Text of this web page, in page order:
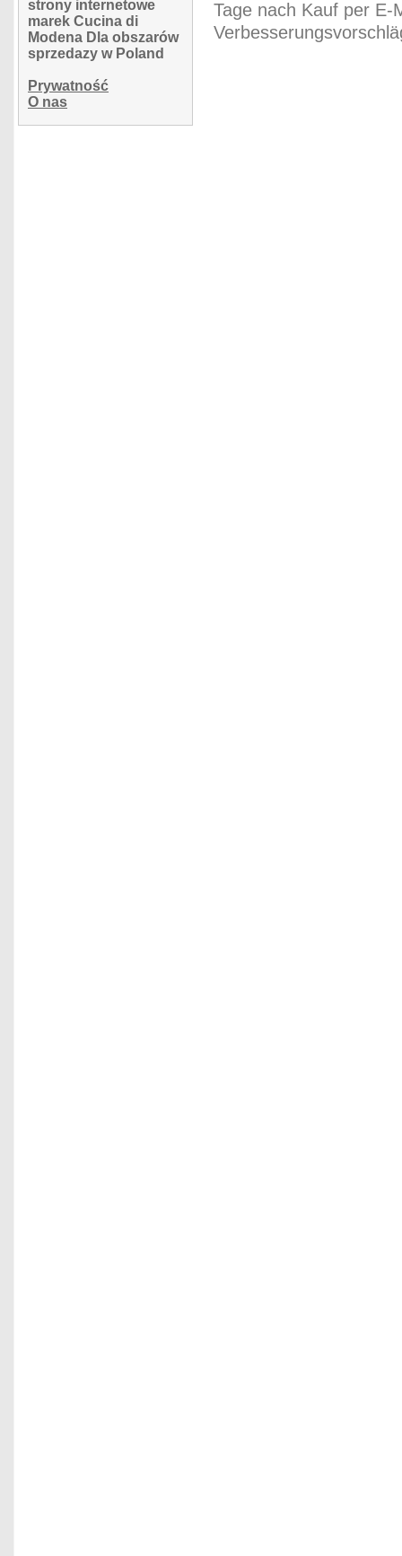
strony internetowe
marek Cucina di
Modena Dla obszarów
sprzedazy w Poland
Prywatność
O nas
Tage nach Kauf per E-